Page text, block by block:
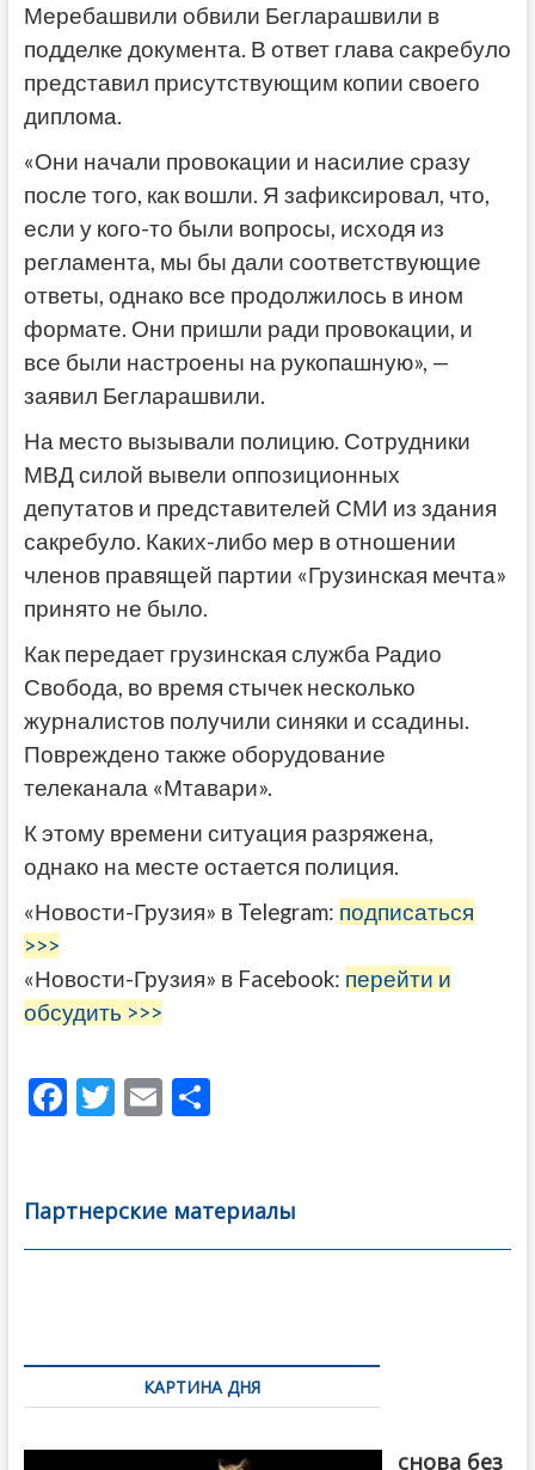
Меребашвили обвили Бегларашвили в
подделке документа. В ответ глава сакребуло
представил присутствующим копии своего
диплома.
«Они начали провокации и насилие сразу
после того, как вошли. Я зафиксировал, что,
если у кого-то были вопросы, исходя из
регламента, мы бы дали соответствующие
ответы, однако все продолжилось в ином
формате. Они пришли ради провокации, и
все были настроены на рукопашную», —
заявил Бегларашвили.
На место вызывали полицию. Сотрудники
МВД силой вывели оппозиционных
депутатов и представителей СМИ из здания
сакребуло. Каких-либо мер в отношении
членов правящей партии «Грузинская мечта»
принято не было.
Как передает грузинская служба Радио
Свобода, во время стычек несколько
журналистов получили синяки и ссадины.
Повреждено также оборудование
телеканала «Мтавари».
К этому времени ситуация разряжена,
однако на месте остается полиция.
«Новости-Грузия» в Telegram: подписаться
>>>
«Новости-Грузия» в Facebook: перейти и
обсудить >>>
F
b
o
T
er
E
l
О
а
в
Партнерские материалы
по
записямКАРТИНА ДНЯ
снова без